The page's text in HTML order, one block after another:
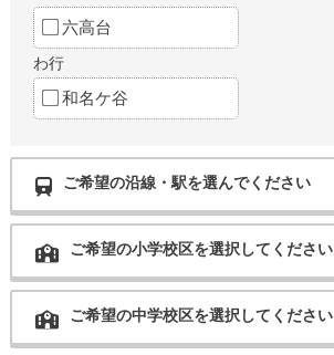
六高台
わ行
和名ケ谷
ご希望の沿線・駅を選んでください
ご希望の小学校区を選択してください
ご希望の中学校区を選択してください